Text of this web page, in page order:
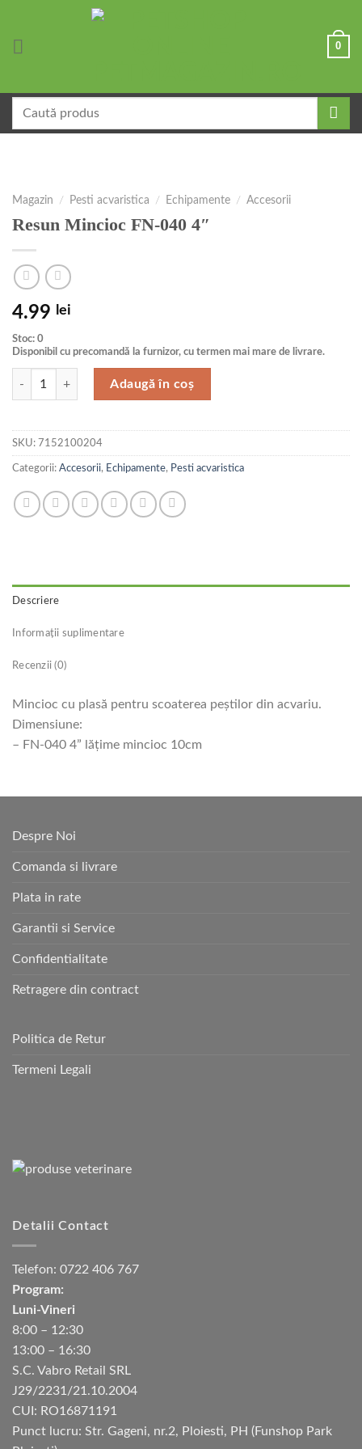
0
după:
Magazin / Pesti acvaristica / Echipamente / Accesorii
Resun Mincioc FN-040 4″
4.99 lei
Stoc: 0
Disponibil cu precomandă la furnizor, cu termen mai mare de livrare.
Cantitate Resun Mincioc FN-040 4"
Adaugă în coș
SKU: 7152100204
Categorii: Accesorii, Echipamente, Pesti acvaristica
Descriere
Informații suplimentare
Recenzii (0)
Mincioc cu plasă pentru scoaterea peştilor din acvariu.
Dimensiune:
– FN-040 4” lăţime mincioc 10cm
Despre Noi
Comanda si livrare
Plata in rate
Garantii si Service
Confidentialitate
Retragere din contract
Politica de Retur
Termeni Legali
Detalii Contact
Telefon: 0722 406 767
Program:
Luni-Vineri
8:00 – 12:30
13:00 – 16:30
S.C. Vabro Retail SRL
J29/2231/21.10.2004
CUI: RO16871191
Punct lucru: Str. Gageni, nr.2, Ploiesti, PH (Funshop Park